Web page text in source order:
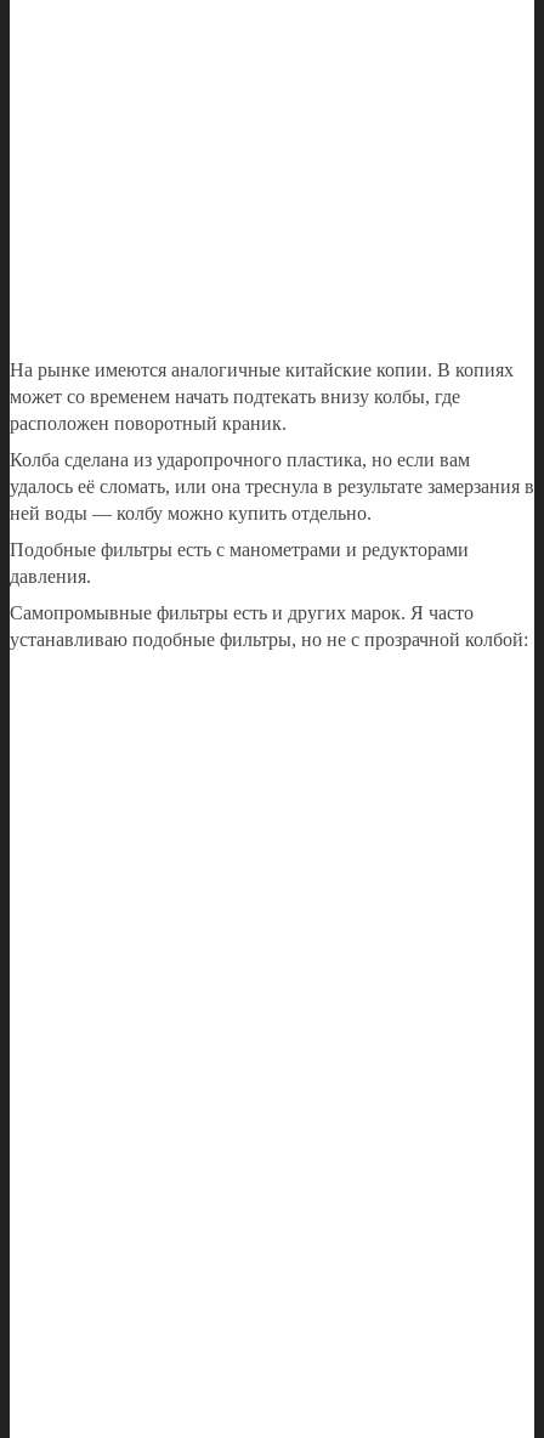
На рынке имеются аналогичные китайские копии. В копиях
может со временем начать подтекать внизу колбы, где
расположен поворотный краник.
Колба сделана из ударопрочного пластика, но если вам
удалось её сломать, или она треснула в результате замерзания в
ней воды — колбу можно купить отдельно.
Подобные фильтры есть с манометрами и редукторами
давления.
Самопромывные фильтры есть и других марок. Я часто
устанавливаю подобные фильтры, но не с прозрачной колбой: